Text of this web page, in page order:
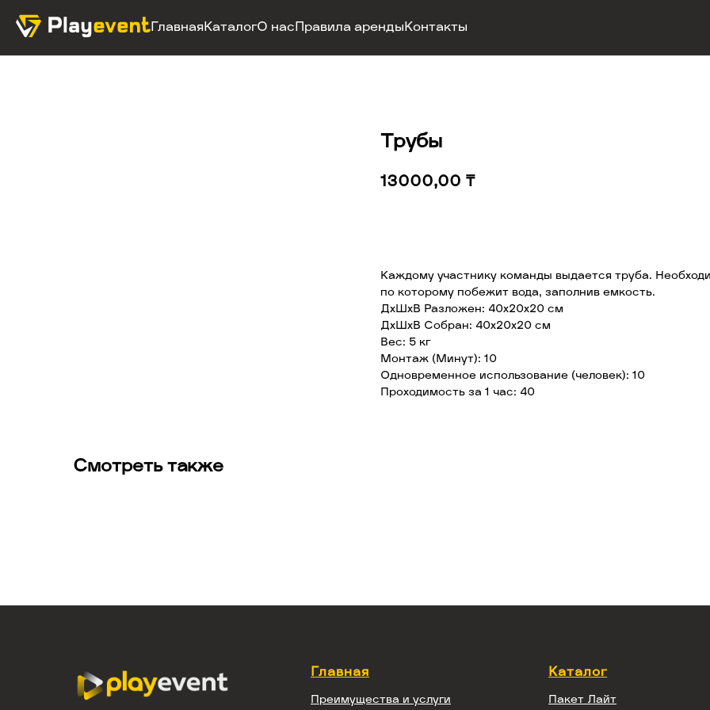
Главная КаталогО нас Правила аренды Контакты
Трубы
13000,00 ₸
Каждому участнику команды выдается труба.
по которому побежит вода, заполнив емкость.
ДхШхВ Разложен: 40х20х20 см
ДхШхВ Собран: 40х20х20 см
Вес: 5 кг
Монтаж (Минут): 10
Одновременное использование (человек): 10
Проходимость за 1 час: 40
Смотреть также
Главная
Преимущества и услуги
Каталог
Пакет Лайт